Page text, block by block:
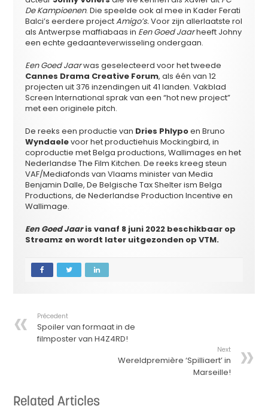
De Kampioenen. Die speelde ook al mee in Kader Ferati
Balci’s eerdere projectAmigo’s.Voor zijn allerlaatste rol
als Antwerpse maffiabaas in Een Goed Jaarheeft Johny
een echte gedaanteverwisseling ondergaan.
Een Goed Jaarwas geselecteerd voor het tweede
Cannes Drama Creative Forum, als één van 12
projecten uit 376 inzendingen uit 41 landen. Vakblad
Screen International sprak van een “hot new project”
met een originele pitch.
De reeks een productie van Dries Phlypoen Bruno
Wyndaelevoor het productiehuis Mockingbird, in
coproductie met Belga productions, Wallimages en het
Nederlandse The Film Kitchen. De reeks kreeg steun
VAF/Mediafonds van Vlaams minister van Media
Benjamin Dalle, De Belgische Tax Shelter ism Belga
Productions, de Nederlandse Production Incentive en
Wallimage.
Een Goed Jaaris vanaf 8 juni 2022 beschikbaar op
Streamz en wordt later uitgezonden op VTM.
Précedent
Spoiler van formaat in de
filmposter van H4Z4RD!
Next
Wereldpremière ‘Spilliaert’ in
Marseille!
Related Articles